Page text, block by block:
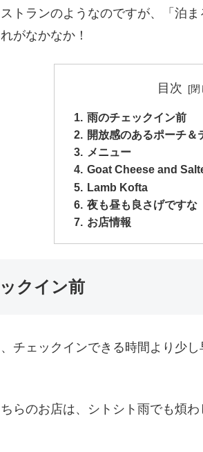
トランのようなのですが、「泊
がなかなか！
目次
雨のチェックイン前
開放感のあるポーチ＆
メニュー
Goat Cheese and
Lamb Kofta
夜も昼も良さげですな
お店情報
クイン前
チェックインできる時間より少
らのお店は、シトシト雨でも煩